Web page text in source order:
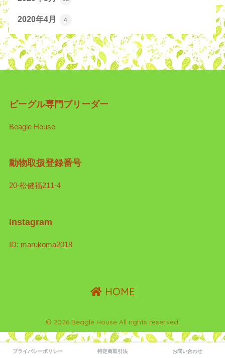
2020年4月 4
ビーグル専門ブリーダー
Beagle House
動物取扱登録番号
20-松健福211-4
Instagram
ID: marukoma2018
HOME
© 2026 Beagle House All rights reserved.
プライバシーポリシー 特定商取引法 お問い合わせ